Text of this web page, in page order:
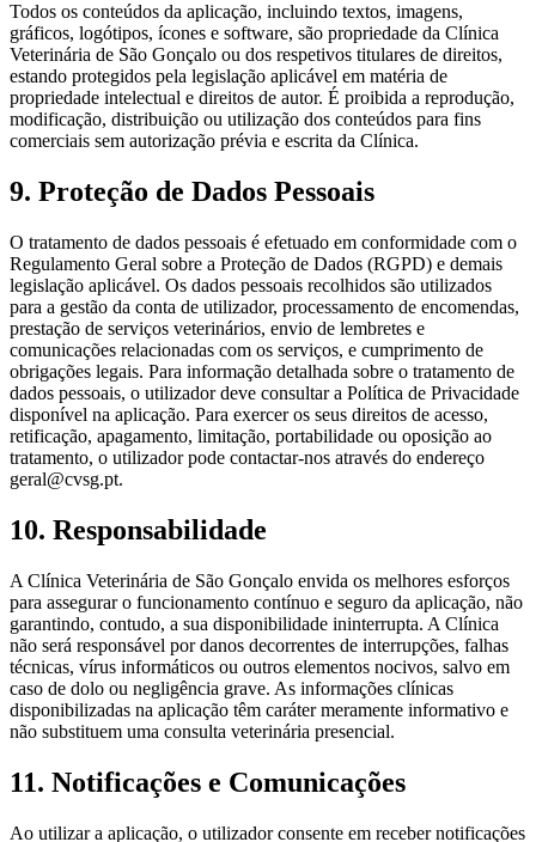
Todos os conteúdos da aplicação, incluindo textos, imagens,
gráficos, logótipos, ícones e software, são propriedade da Clínica
Veterinária de São Gonçalo ou dos respetivos titulares de direitos,
estando protegidos pela legislação aplicável em matéria de
propriedade intelectual e direitos de autor. É proibida a reprodução,
modificação, distribuição ou utilização dos conteúdos para fins
comerciais sem autorização prévia e escrita da Clínica.
9. Proteção de Dados Pessoais
O tratamento de dados pessoais é efetuado em conformidade com o
Regulamento Geral sobre a Proteção de Dados (RGPD) e demais
legislação aplicável. Os dados pessoais recolhidos são utilizados
para a gestão da conta de utilizador, processamento de encomendas,
prestação de serviços veterinários, envio de lembretes e
comunicações relacionadas com os serviços, e cumprimento de
obrigações legais. Para informação detalhada sobre o tratamento de
dados pessoais, o utilizador deve consultar a Política de Privacidade
disponível na aplicação. Para exercer os seus direitos de acesso,
retificação, apagamento, limitação, portabilidade ou oposição ao
tratamento, o utilizador pode contactar-nos através do endereço
geral@cvsg.pt.
10. Responsabilidade
A Clínica Veterinária de São Gonçalo envida os melhores esforços
para assegurar o funcionamento contínuo e seguro da aplicação, não
garantindo, contudo, a sua disponibilidade ininterrupta. A Clínica
não será responsável por danos decorrentes de interrupções, falhas
técnicas, vírus informáticos ou outros elementos nocivos, salvo em
caso de dolo ou negligência grave. As informações clínicas
disponibilizadas na aplicação têm caráter meramente informativo e
não substituem uma consulta veterinária presencial.
11. Notificações e Comunicações
Ao utilizar a aplicação, o utilizador consente em receber notificações